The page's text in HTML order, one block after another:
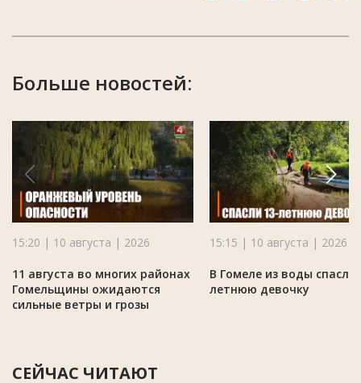
Больше новостей:
15:20 | 10 августа | 2026
11 августа во многих районах
Гомельщины ожидаются
сильные ветры и грозы
15:15 | 10 августа | 2026
В Гомеле из воды спасли
летнюю девочку
СЕЙЧАС ЧИТАЮТ